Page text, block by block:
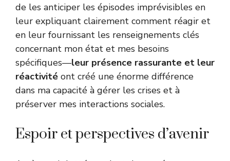
de les anticiper les épisodes imprévisibles en
leur expliquant clairement comment réagir et
en leur fournissant les renseignements clés
concernant mon état et mes besoins
spécifiques—leur présence rassurante et leur
réactivité ont créé une énorme différence
dans ma capacité à gérer les crises et à
préserver mes interactions sociales.
Espoir et perspectives d’avenir